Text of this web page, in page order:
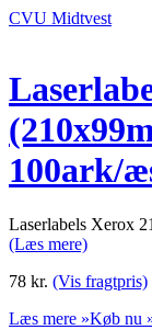
CVU Midtvest
100ark/
Laserlabels Xerox
(Læs mere)
78 kr. (Vis fragtpris)
Læs mere »Køb nu